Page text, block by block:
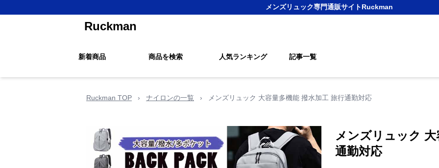
メンズリュック専門通販サイトRuckman
Ruckman
新着商品 商品を検索 人気ランキング 記事一覧
Ruckman TOP › ナイロンの一覧 › メンズリュック 大容量多機能 撥水加工 旅行通勤対応
メンズリュック
通勤対応